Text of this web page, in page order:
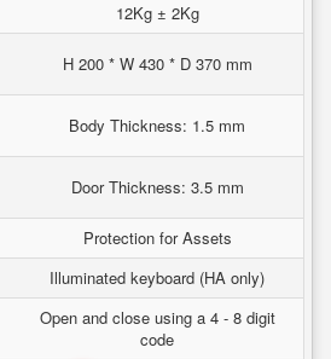
12Kg ± 2Kg
H 200 * W 430 * D 370 mm
Body Thickness: 1.5 mm
Door Thickness: 3.5 mm
Protection for Assets
Illuminated keyboard (HA only)
Open and close using a 4 - 8 digit
code